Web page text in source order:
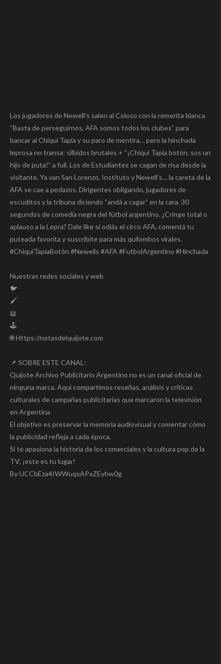
Los jugadores de Newell’s salen al Coloso con la remerita blanca
“Basta de perseguirnos, AFA somos todos los clubes” para
bancar al Chiqui Tapia y su paro de mentira… pero la hinchada
leprosa no transa: silbidos brutales + “¡Chiqui Tapia botón, sos un
hijo de puta!” a full. Los de Estudiantes se cagan de risa desde la
visitante. Ya van San Lorenzo, Instituto y Newell’s… la careta de la
AFA se cae a pedazos. Dirigentes obligando, jugadores de
escuditos y la tribuna diciendo “andá a cagar” en la cara. 30
segundos de comedia negra del fútbol argentino. ¿Cringe total o
aplauso a la Lepra? Dale like si odiás el circo AFA, comentá tu
puteada favorita y suscribite para más quilombos virales.
#ChiquiTapiaBotón #Newells #AFA #FutbolArgentino #Hinchada
Nuestras redes sociales y web
🐦
🖌️
📖
🕹️
🌐 Https://notasdelquijote.com
📌 SOBRE ESTE CANAL:
Quijote Archivo Publicitario Argentino no es un canal oficial de
ninguna marca. Aquí compartimos reseñas, análisis y críticas
culturales de campañas publicitarias que marcaron la televisión
en Argentina
El objetivo es preservar la memoria audiovisual y comentar cómo
la publicidad refleja a cada época.
Si te apasiona la historia de los comerciales y la cultura pop de la
TV, ¡este es tu lugar!
By UCCbEza4IWWuqxAPxZEyhw0g